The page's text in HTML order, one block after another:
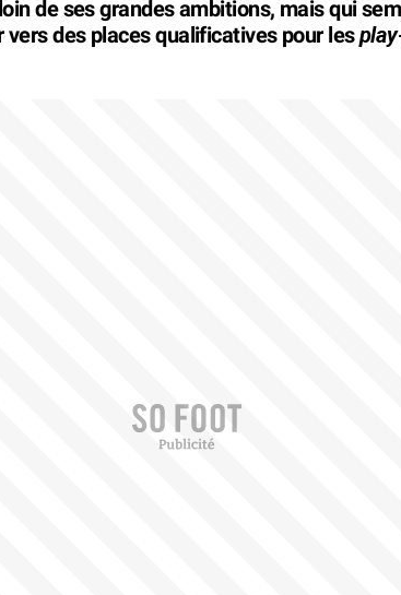
de ses grandes ambitions, mais qui
vers des places qualificatives pour les